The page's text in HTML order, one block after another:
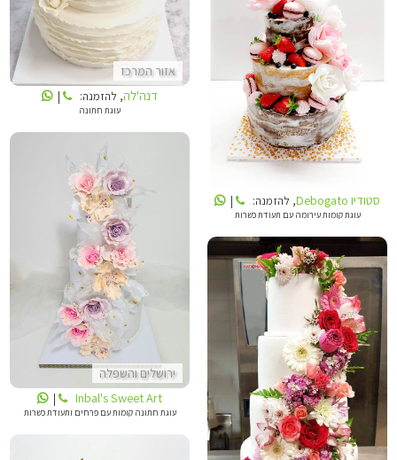
אזור המרכז
דנה'לה, להזמנה: |
עוגת חתונה
סטודיו DEBOGATO
סטודיו Debogato , להזמנה: |
עוגת קומות עירומה עם תעודת כשרות
ירושלים והשפלה
INBALS CAKE ART
Inbal's Sweet Art
|
עוגת חתונה קומות עם פרחים ותעודת כשרות
INBALS CAKE ART